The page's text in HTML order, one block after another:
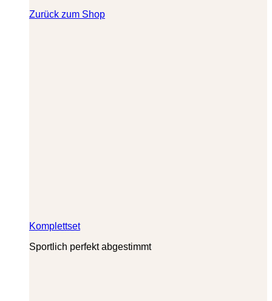
Zurück zum Shop
Komplettset
Sportlich perfekt abgestimmt